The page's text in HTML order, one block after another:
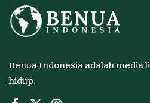
Benua Indonesia adalah media
hidup.